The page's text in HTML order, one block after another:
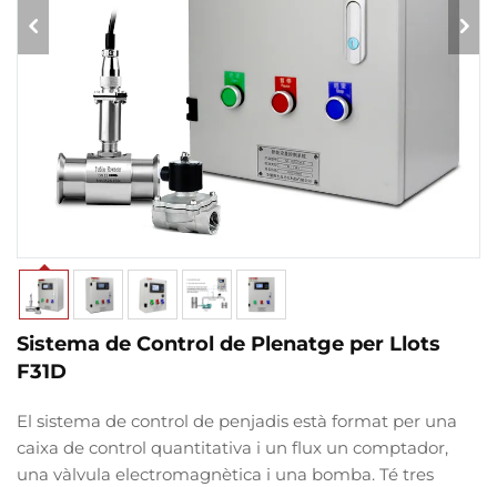
Sistema de Control de Plenatge per Llots
F31D
El sistema de control de penjadis està format per una
caixa de control quantitativa i un flux un comptador,
una vàlvula electromagnètica i una bomba. Té tres